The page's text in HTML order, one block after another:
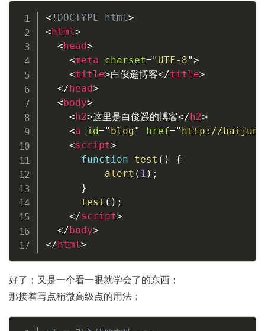
<! DOCTYPE html>
<html>
<head>
<meta charset=" UTF-8">
<title>白俊遥博客</title>
</head>
<body>
<h2>这里是白俊遥的博客</h2>
<a id=" blog" href=" http://
<script>
function
test ( )
{
alert ( 1 ) ;
}
test ( ) ;
</script>
</body>
</html>
好了；又是一个看一眼就学会了的东西；
那接着写点稍微高级点的用法；